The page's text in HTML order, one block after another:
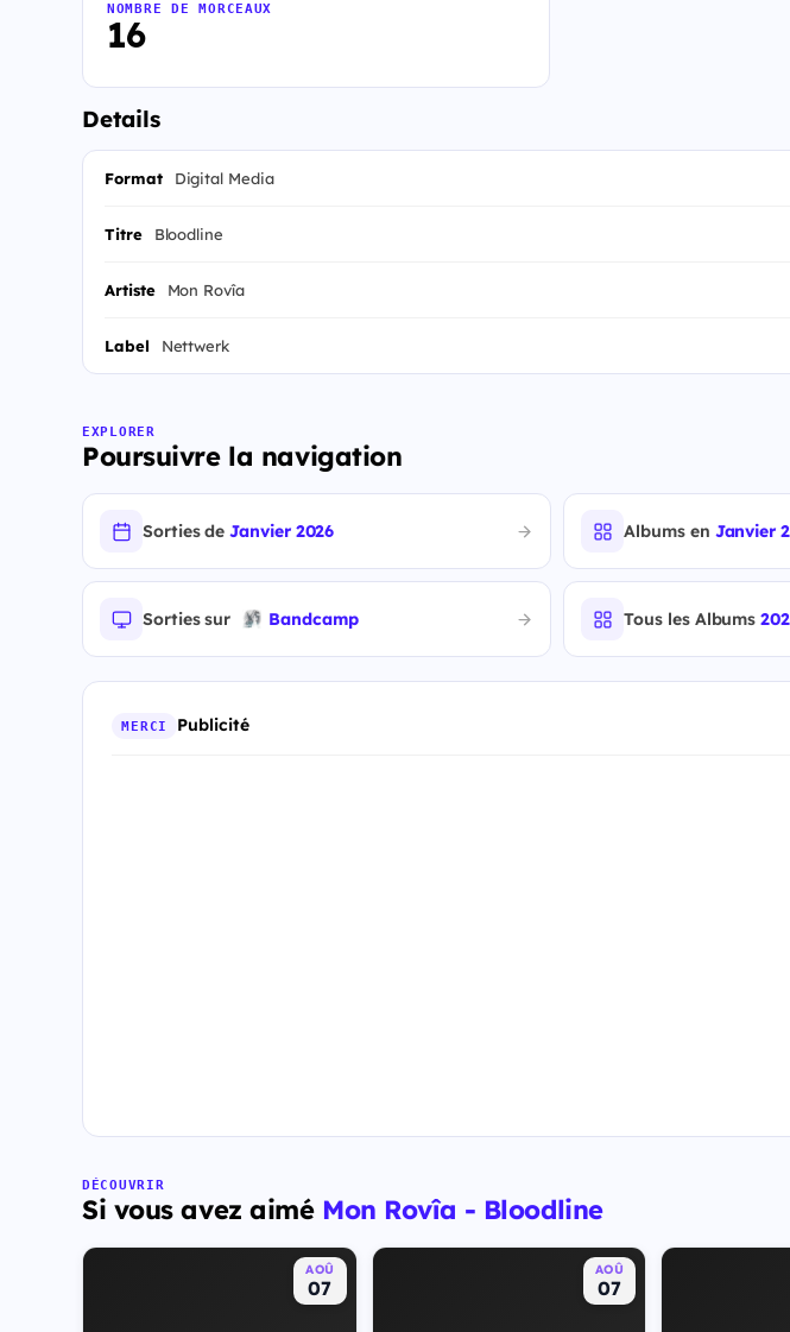
16
NOMBRE DE MORCEAUX
Details
Format Digital Media
Titre Bloodline
Artiste Mon Rovîa
Label Nettwerk
EXPLORER
Poursuivre la navigation
Sorties deJanvier 2026 Albums en Janvier
Sorties sur Bandcamp Tous les Albums
MERCI Publicité
DÉCOUVRIR
Si vous avez aimé Mon Rovîa - Bloodline
AOÛ
07
AOÛ
07